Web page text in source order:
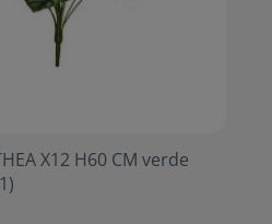
X12 H60 CM verde